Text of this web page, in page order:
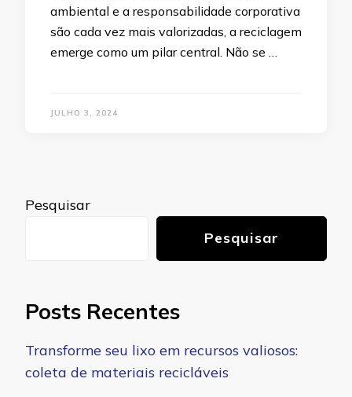
ambiental e a responsabilidade corporativa
são cada vez mais valorizadas, a reciclagem
emerge como um pilar central. Não se …
JULHO 3, 2024
Pesquisar
Pesquisar
Posts Recentes
Transforme seu lixo em recursos valiosos:
coleta de materiais recicláveis